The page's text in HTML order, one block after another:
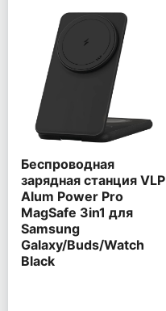
Беспроводная
зарядная станция VLP
Alum Power Pro
MagSafe 3in1 для
Samsung
Galaxy/Buds/Watch
Black